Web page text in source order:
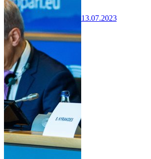
13.07.2023